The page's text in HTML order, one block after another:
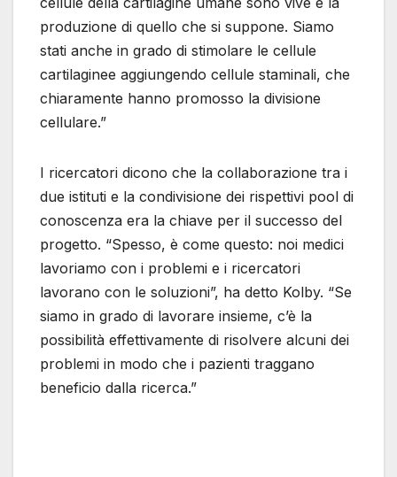
produzione di quello che si suppone. Siamo
stati anche in grado di stimolare le cellule
cartilaginee aggiungendo cellule staminali, che
chiaramente hanno promosso la divisione
cellulare.”
I ricercatori dicono che la collaborazione tra i
due istituti e la condivisione dei rispettivi pool di
conoscenza era la chiave per il successo del
progetto. “Spesso, è come questo: noi medici
lavoriamo con i problemi e i ricercatori
lavorano con le soluzioni”, ha detto Kolby. “Se
siamo in grado di lavorare insieme, c’è la
possibilità effettivamente di risolvere alcuni dei
problemi in modo che i pazienti traggano
beneficio dalla ricerca.”